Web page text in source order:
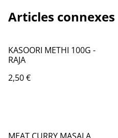
Articles connexes
KASOORI METHI 100G -
RAJA
2,50 €